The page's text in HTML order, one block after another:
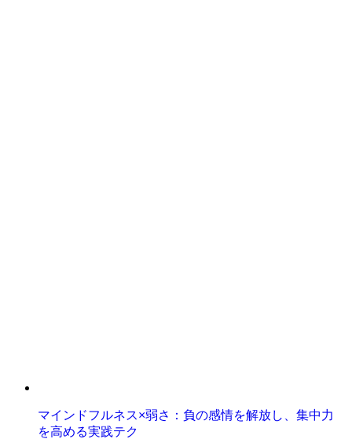
マインドフルネス×弱さ：負の感情を解放し、集中力
を高める実践テク